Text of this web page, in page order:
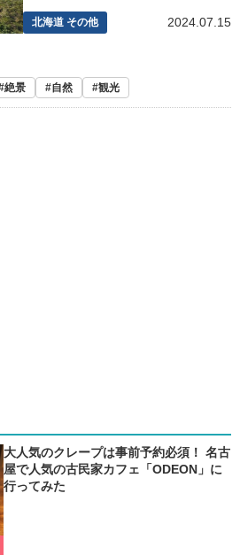
北海道 その他 2024.07.15
絶景 自然 観光
大人気のクレープは事前予約必須！ 名古
屋で人気の古民家カフェ「ODEON」に
行ってみた